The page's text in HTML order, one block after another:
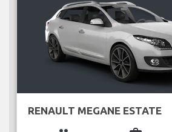
RENAULT MEGANE ESTATE